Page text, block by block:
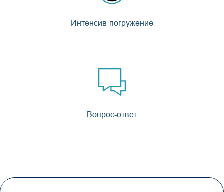
Интенсив-погружение
Вопрос-ответ